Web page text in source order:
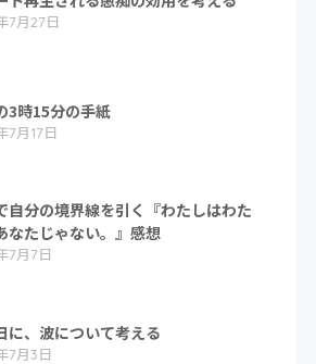
7月27日
3時15分の手紙
7月17日
自分の境界線を引く『わたしはわた
なたじゃない。』感想
7月7日
に、波について考える
7月3日